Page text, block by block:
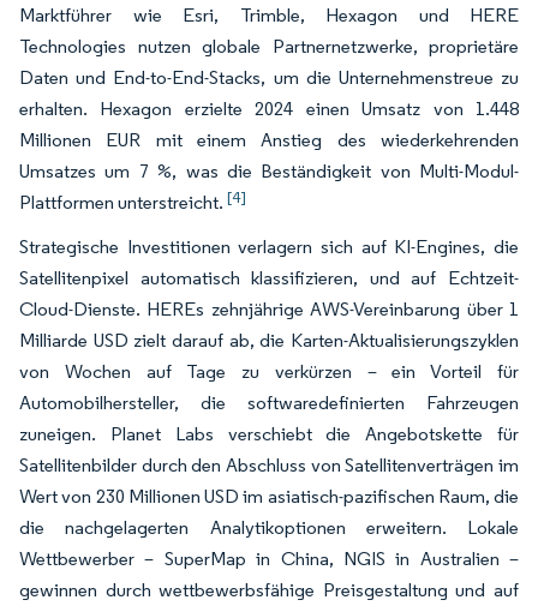
Marktführer wie Esri, Trimble, Hexagon und HERE
Technologies nutzen globale Partnernetzwerke, proprietäre
Daten und End-to-End-Stacks, um die Unternehmenstreue zu
erhalten. Hexagon erzielte 2024 einen Umsatz von 1.448
Millionen EUR mit einem Anstieg des wiederkehrenden
Umsatzes um 7 %, was die Beständigkeit von Multi-Modul-
Plattformen unterstreicht. [4]
Strategische Investitionen verlagern sich auf KI-Engines, die
Satellitenpixel automatisch klassifizieren, und auf Echtzeit-
Cloud-Dienste. HEREs zehnjährige AWS-Vereinbarung über 1
Milliarde USD zielt darauf ab, die Karten-Aktualisierungszyklen
von Wochen auf Tage zu verkürzen – ein Vorteil für
Automobilhersteller, die softwaredefinierten Fahrzeugen
zuneigen. Planet Labs verschiebt die Angebotskette für
Satellitenbilder durch den Abschluss von Satellitenverträgen im
Wert von 230 Millionen USD im asiatisch-pazifischen Raum, die
die nachgelagerten Analytikoptionen erweitern. Lokale
Wettbewerber – SuperMap in China, NGIS in Australien –
gewinnen durch wettbewerbsfähige Preisgestaltung und auf